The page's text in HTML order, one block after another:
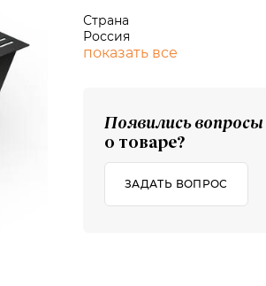
Страна
Россия
показать все
Появились вопросы
о товаре?
ЗАДАТЬ ВОПРОС